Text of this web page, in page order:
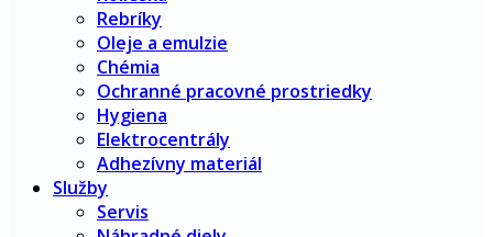
Rebríky
Oleje a emulzie
Chémia
Ochranné pracovné prostriedky
Hygiena
Elektrocentrály
Adhezívny materiál
Služby
Servis